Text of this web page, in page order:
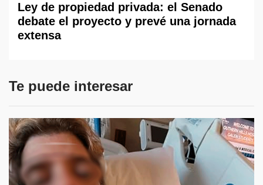
Ley de propiedad privada: el Senado
debate el proyecto y prevé una jornada
extensa
Te puede interesar